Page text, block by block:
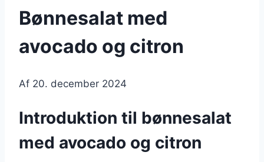
Bønnesalat med
avocado og citron
Af 20. december 2024
Introduktion til bønnesalat
med avocado og citron